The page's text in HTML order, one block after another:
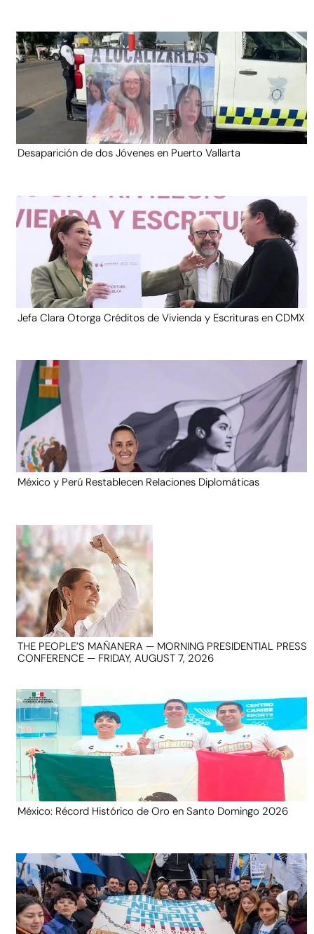
Desaparición de dos Jóvenes en Puerto Vallarta
Jefa Clara Otorga Créditos de Vivienda y Escrituras en CDMX
México y Perú Restablecen Relaciones Diplomáticas
THE PEOPLE’S MAÑANERA — MORNING PRESIDENTIAL PRESS
CONFERENCE — FRIDAY, AUGUST 7, 2026
México: Récord Histórico de Oro en Santo Domingo 2026